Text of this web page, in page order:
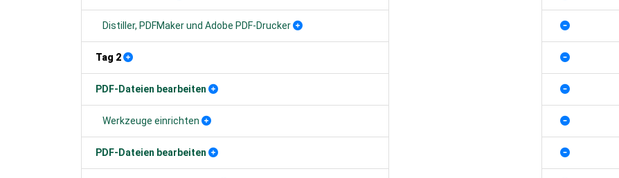
Distiller, PDFMaker und Adobe PDF-Drucker
Tag 2
PDF-Dateien bearbeiten
Werkzeuge einrichten
PDF-Dateien bearbeiten